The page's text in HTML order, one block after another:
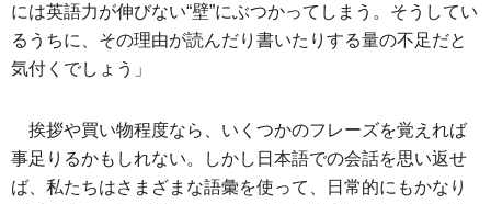
には英語力が伸びない“壁”にぶつかってしまう。そうしてい
るうちに、その理由が読んだり書いたりする量の不足だと
気付くでしょう」
挨拶や買い物程度なら、いくつかのフレーズを覚えれば
事足りるかもしれない。しかし日本語での会話を思い返せ
ば、私たちはさまざまな語彙を使って、日常的にもかなり